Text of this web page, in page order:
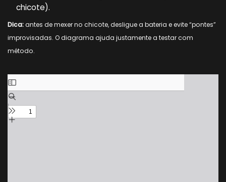
chicote).
Dica:antes de mexer no chicote, desligue a bateria e evite “pontes”
improvisadas. O diagrama ajuda justamente a testar com
método.
Skip
to
PDF
content